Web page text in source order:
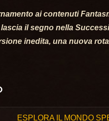
ai contenuti
il segno nella
inedita, una nuova
ESPLORA IL MONDO